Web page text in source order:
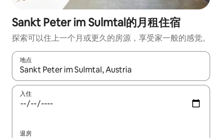
Sankt Peter im Sulmtal的月租住宿
探索可以住上一个月或更久的房源，享受家一般的感觉。
地点
如有搜索结果，请使用上下方向键查看，或通过点击或滑动手势
入住
退房